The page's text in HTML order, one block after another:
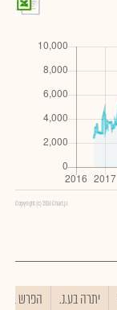
Copyright (c) 2016 Chart.js
יתרה בע.נ. הפרש